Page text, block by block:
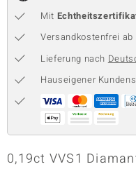
Collection
Mit
Versandkostenfrei ab
Lieferung nach
Hauseigener
0,19ct VVS1